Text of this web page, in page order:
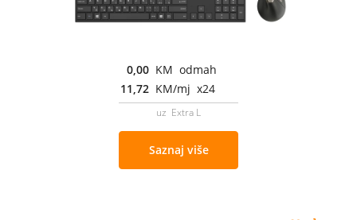
0,00 KM odmah
11,72 KM/mj x24
uz Extra L
Saznaj više